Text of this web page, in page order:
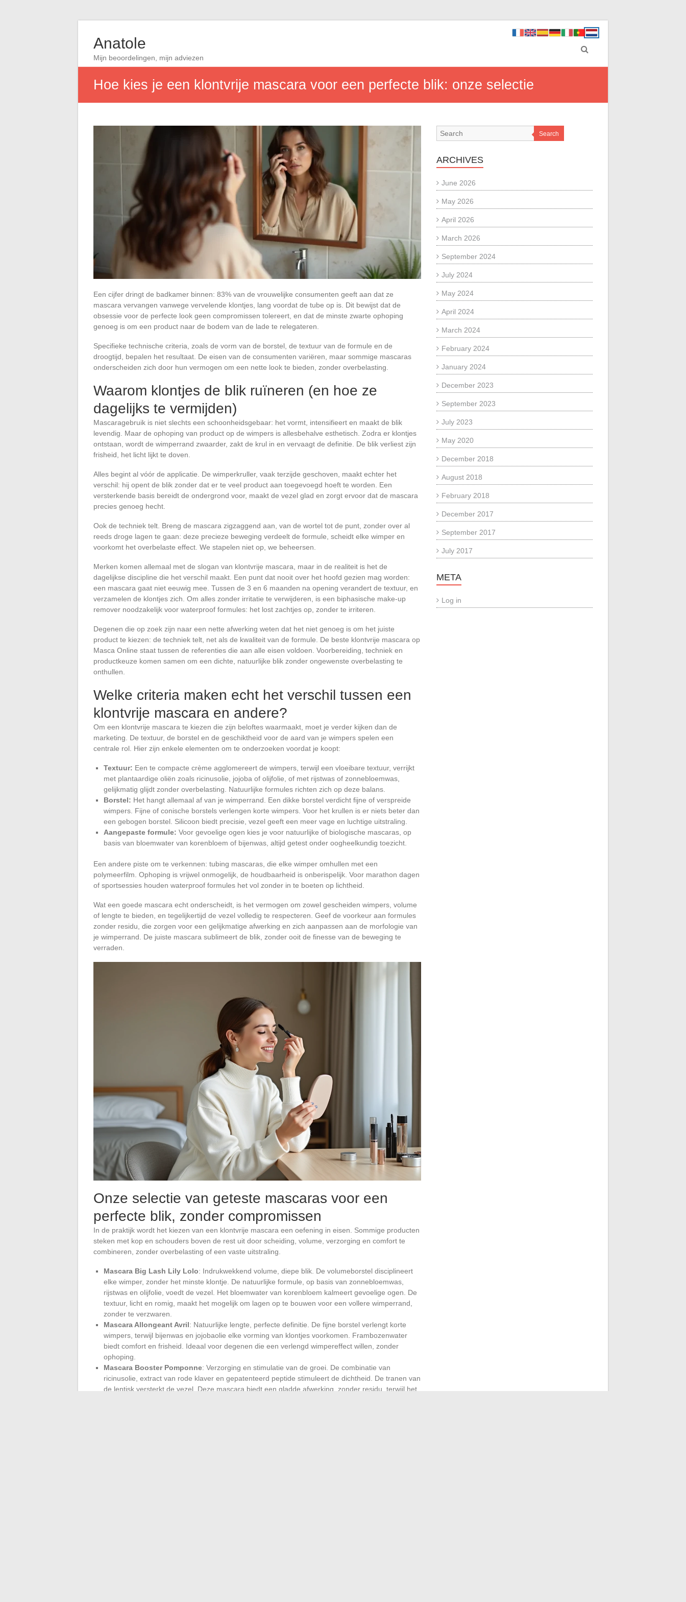
Anatole
Mijn beoordelingen, mijn adviezen
Hoe kies je een klontvrije mascara voor een perfecte blik: onze selectie
Een cijfer dringt de badkamer binnen: 83% van de vrouwelijke consumenten geeft aan dat ze
mascara vervangen vanwege vervelende klontjes, lang voordat de tube op is. Dit bewijst dat de
obsessie voor de perfecte look geen compromissen tolereert, en dat de minste zwarte ophoping
genoeg is om een product naar de bodem van de lade te relegateren.
Specifieke technische criteria, zoals de vorm van de borstel, de textuur van de formule en de
droogtijd, bepalen het resultaat. De eisen van de consumenten variëren, maar sommige mascaras
onderscheiden zich door hun vermogen om een nette look te bieden, zonder overbelasting.
Waarom klontjes de blik ruïneren (en hoe ze
dagelijks te vermijden)
Mascaragebruik is niet slechts een schoonheidsgebaar: het vormt, intensifieert en maakt de blik
levendig. Maar de ophoping van product op de wimpers is allesbehalve esthetisch. Zodra er klontjes
ontstaan, wordt de wimperrand zwaarder, zakt de krul in en vervaagt de definitie. De blik verliest zijn
frisheid, het licht lijkt te doven.
Alles begint al vóór de applicatie. De wimperkruller, vaak terzijde geschoven, maakt echter het
verschil: hij opent de blik zonder dat er te veel product aan toegevoegd hoeft te worden. Een
versterkende basis bereidt de ondergrond voor, maakt de vezel glad en zorgt ervoor dat de mascara
precies genoeg hecht.
Ook de techniek telt. Breng de mascara zigzaggend aan, van de wortel tot de punt, zonder over al
reeds droge lagen te gaan: deze precieze beweging verdeelt de formule, scheidt elke wimper en
voorkomt het overbelaste effect. We stapelen niet op, we beheersen.
Merken komen allemaal met de slogan van klontvrije mascara, maar in de realiteit is het de
dagelijkse discipline die het verschil maakt. Een punt dat nooit over het hoofd gezien mag worden:
een mascara gaat niet eeuwig mee. Tussen de 3 en 6 maanden na opening verandert de textuur, en
verzamelen de klontjes zich. Om alles zonder irritatie te verwijderen, is een biphasische make-up
remover noodzakelijk voor waterproof formules: het lost zachtjes op, zonder te irriteren.
Degenen die op zoek zijn naar een nette afwerking weten dat het niet genoeg is om het juiste
product te kiezen: de techniek telt, net als de kwaliteit van de formule. De beste klontvrije mascara op
Masca Online staat tussen de referenties die aan alle eisen voldoen. Voorbereiding, techniek en
productkeuze komen samen om een dichte, natuurlijke blik zonder ongewenste overbelasting te
onthullen.
Welke criteria maken echt het verschil tussen een
klontvrije mascara en andere?
Om een klontvrije mascara te kiezen die zijn beloftes waarmaakt, moet je verder kijken dan de
marketing. De textuur, de borstel en de geschiktheid voor de aard van je wimpers spelen een
centrale rol. Hier zijn enkele elementen om te onderzoeken voordat je koopt:
Textuur: Een te compacte crème agglomereert de wimpers, terwijl een vloeibare textuur, verrijkt
met plantaardige oliën zoals ricinusolie, jojoba of olijfolie, of met rijstwas of zonnebloemwas,
gelijkmatig glijdt zonder overbelasting. Natuurlijke formules richten zich op deze balans.
Borstel: Het hangt allemaal af van je wimperrand. Een dikke borstel verdicht fijne of verspreide
wimpers. Fijne of conische borstels verlengen korte wimpers. Voor het krullen is er niets beter dan
een gebogen borstel. Silicoon biedt precisie, vezel geeft een meer vage en luchtige uitstraling.
Aangepaste formule: Voor gevoelige ogen kies je voor natuurlijke of biologische mascaras, op
basis van bloemwater van korenbloem of bijenwas, altijd getest onder oogheelkundig toezicht.
Een andere piste om te verkennen: tubing mascaras, die elke wimper omhullen met een
polymeerfilm. Ophoping is vrijwel onmogelijk, de houdbaarheid is onberispelijk. Voor marathon dagen
of sportsessies houden waterproof formules het vol zonder in te boeten op lichtheid.
Wat een goede mascara echt onderscheidt, is het vermogen om zowel gescheiden wimpers, volume
of lengte te bieden, en tegelijkertijd de vezel volledig te respecteren. Geef de voorkeur aan formules
zonder residu, die zorgen voor een gelijkmatige afwerking en zich aanpassen aan de morfologie van
je wimperrand. De juiste mascara sublimeert de blik, zonder ooit de finesse van de beweging te
verraden.
Onze selectie van geteste mascaras voor een
perfecte blik, zonder compromissen
In de praktijk wordt het kiezen van een klontvrije mascara een oefening in eisen. Sommige producten
steken met kop en schouders boven de rest uit door scheiding, volume, verzorging en comfort te
combineren, zonder overbelasting of een vaste uitstraling.
Mascara Big Lash Lily Lolo: Indrukwekkend volume, diepe blik. De volumeborstel disciplineert
elke wimper, zonder het minste klontje. De natuurlijke formule, op basis van zonnebloemwas,
rijstwas en olijfolie, voedt de vezel. Het bloemwater van korenbloem kalmeert gevoelige ogen. De
textuur, licht en romig, maakt het mogelijk om lagen op te bouwen voor een vollere wimperrand,
zonder te verzwaren.
Mascara Allongeant Avril: Natuurlijke lengte, perfecte definitie. De fijne borstel verlengt korte
wimpers, terwijl bijenwas en jojobaolie elke vorming van klontjes voorkomen. Frambozenwater
biedt comfort en frisheid. Ideaal voor degenen die een verlengd wimpereffect willen, zonder
ophoping.
Mascara Booster Pomponne: Verzorging en stimulatie van de groei. De combinatie van
ricinusolie, extract van rode klaver en gepatenteerd peptide stimuleert de dichtheid. De tranen van
de lentisk versterkt de vezel. Deze mascara biedt een gladde afwerking, zonder residu, terwijl het
Search
ARCHIVES
June 2026
May 2026
April 2026
March 2026
September 2024
July 2024
May 2024
April 2024
March 2024
February 2024
January 2024
December 2023
September 2023
July 2023
May 2020
December 2018
August 2018
February 2018
December 2017
September 2017
July 2017
META
Log in